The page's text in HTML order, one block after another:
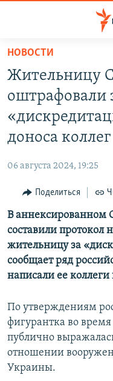
Вернуться
основному
содержанию
Вернутся
главной
Вернутся
поиску
СПЕЦПРОЕКТЫ
ВОДА
ИНТЕРАКТИВ
ИНФОГРАФИКА
ТЕЛЕПРОЕКТ
СОВЕТЫ
ПРОПАВШИЕ БЕЗ ВЕСТИ
КРЫМ.НЕПОКОРЕННЫЙ
ELIFBE
УКРАИНСКАЯ ПРОБЛЕМА
РАДІО СВОБОДА
КАК ОБОЙТИ
Українською
Qırımtatar
ПРИСОЕДИНЯЙТЕСЬ!
Все сайты RFE/RL
НОВОСТИ
Жительницу
оштрафовали
доноса коллег
06 августа 2024, 19:25
Поделиться
В аннексированном
составили
жительницу за
сообщает ряд
написали ее коллеги
По утверждениям
фигурантка во
публично
отношении
Украины.